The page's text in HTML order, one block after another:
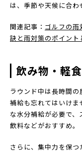
は、季節や天候に合わ
関連記事： ゴルフの
訣と雨対策のポイント
飲み物・軽
ラウンド中は長時間
補給も忘れてはいけ
な水分補給が必要で
飲料などがおすすめ。
さらに、集中力を保